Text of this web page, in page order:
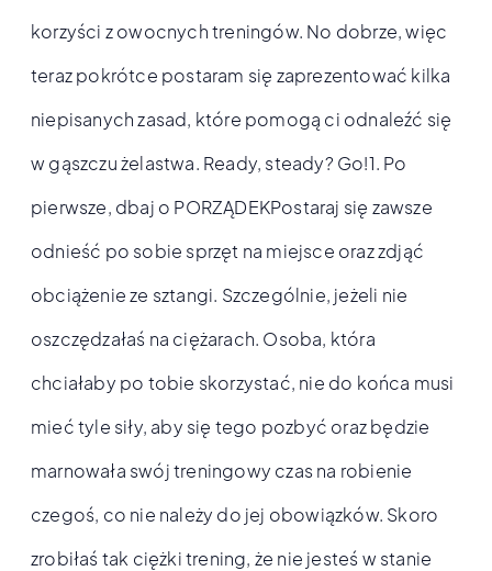
korzyści z owocnych treningów. No dobrze, więc
teraz pokrótce postaram się zaprezentować kilka
niepisanych zasad, które pomogą ci odnaleźć się
w gąszczu żelastwa. Ready, steady? Go!1. Po
pierwsze, dbaj o PORZĄDEKPostaraj się zawsze
odnieść po sobie sprzęt na miejsce oraz zdjąć
obciążenie ze sztangi. Szczególnie, jeżeli nie
oszczędzałaś na ciężarach. Osoba, która
chciałaby po tobie skorzystać, nie do końca musi
mieć tyle siły, aby się tego pozbyć oraz będzie
marnowała swój treningowy czas na robienie
czegoś, co nie należy do jej obowiązków. Skoro
zrobiłaś tak ciężki trening, że nie jesteś w stanie